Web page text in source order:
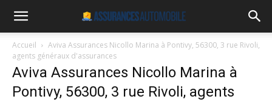
Accueil
Aviva Assurances Nicollo Marina à Pontivy, 56300, 3 rue Rivoli,
agents généraux d'assurances
Aviva Assurances Nicollo Marina à
Pontivy, 56300, 3 rue Rivoli, agents